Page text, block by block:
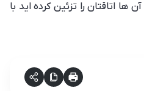
ها اتاقتان را تزئین کرده اید با